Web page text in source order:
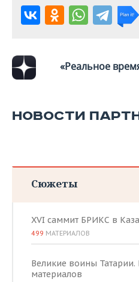
КИБЕРСПОРТ
ВОДНЫЕ ВИДЫ СПОРТА
КУЛЬТУРА
ОБРАЗОВАНИЕ
СПИСОК КОМПАНИЙ
«Реальное
НОВОСТИ
Сюжеты
XVI саммит БРИКС в
499 МАТЕРИАЛОВ
Великие воины Татарии.
материалов